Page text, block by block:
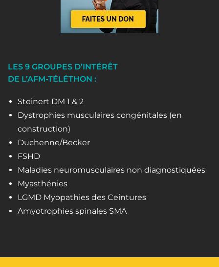
LES 9 GROUPES D’INTÉRÊT
DE L’AFM-TÉLÉTHON :
Steinert DM 1 & 2
Dystrophies musculaires congénitales (en
construction)
Duchenne/Becker
FSHD
Maladies neuromusculaires non diagnostiquées
Myasthénies
LGMD Myopathies des Ceintures
Amyotrophies spinales SMA